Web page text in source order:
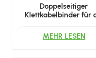
Doppelseitiger
Klettkabelbinder für
MEHR LESEN